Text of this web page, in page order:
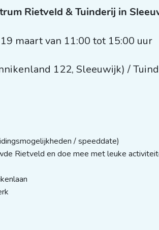
Rietveld & Tuinderij in
maart van 11:00 tot 15:00 uur
122, Sleeuwijk) /
/ speeddate)
Rietveld en doe mee met leuke